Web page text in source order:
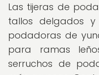
Las tijeras de
tallos delgados
podadoras de
para ramas
serruchos de